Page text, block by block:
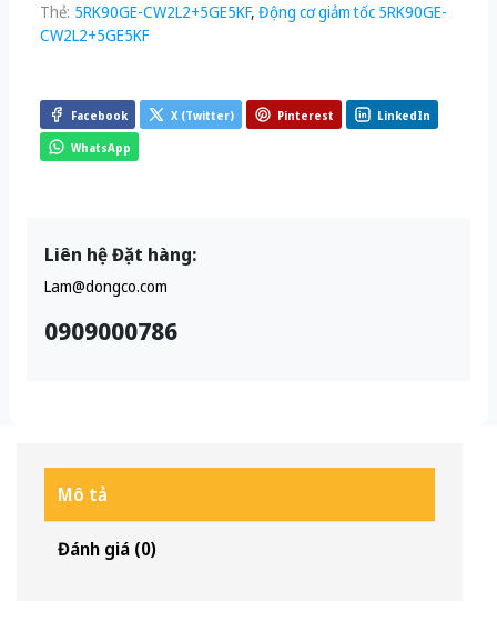
Thẻ: 5RK90GE-CW2L2+5GE5KF, Động cơ giảm tốc 5RK90GE-
CW2L2+5GE5KF
Facebook X (Twitter) Pinterest LinkedIn
WhatsApp
Liên hệ Đặt hàng:
Lam@dongco.com
0909000786
Mô tả
Đánh giá (0)